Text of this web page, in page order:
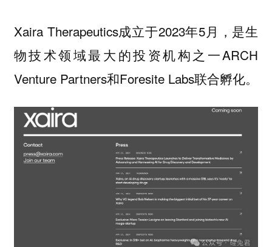
Xaira Therapeutics成立于2023年5月，是生
物技术领域最大的投资机构之一ARCH
Venture Partners和Foresite Labs联合孵化。